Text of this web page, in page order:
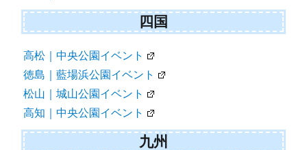
四国
高松｜中央公園イベント
徳島｜藍場浜公園イベント
松山｜城山公園イベント
高知｜中央公園イベント
九州